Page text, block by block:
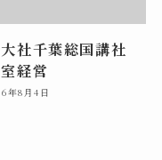
社千葉総国講社
経営
年8月4日